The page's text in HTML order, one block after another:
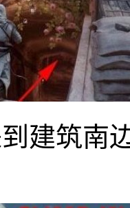
建筑南